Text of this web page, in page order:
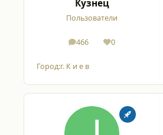
Кузнец
Пользователи
466
сообщения
0
Репутация
Город:г. К и е в